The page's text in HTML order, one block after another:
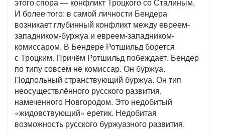
И более того: в самой личности Бендера
возникает глубинный конфликт между евреем-
западником-буржуа и евреем-западником-
комиссаром. В Бендере Ротшильд борется
с Троцким. Причём Ротшильд побеждает. Бендер
по типу совсем не комиссар. Он буржуа.
Подпольный странствующий буржуа. Он тип
неосуществлённого русского развития,
намеченного Новгородом. Это недобитый
«жидовствующий» еретик. Недобитая
возможность русского буржуазного развития.